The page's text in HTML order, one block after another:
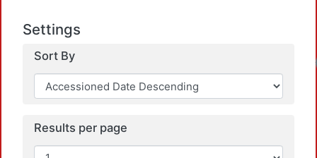
Settings
Sort By
Results per page